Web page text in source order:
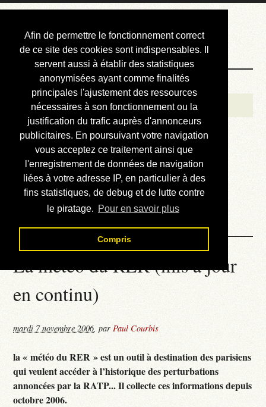
Afin de permettre le fonctionnement correct
de ce site des cookies sont indispensables. Il
servent aussi à établir des statistiques
anonymisées ayant comme finalités
principales l'ajustement des ressources
nécessaires à son fonctionnement ou la
justification du trafic auprès d'annonceurs
publicitaires. En poursuivant votre navigation
vous acceptez ce traitement ainsi que
l'enregistrement de données de navigation
liées à votre adresse IP, en particulier à des
fins statistiques, de debug et de lutte contre
le piratage. Pour en savoir plus
Compris
Courbis, « LE »
Blog Officiel
Bienvenue
Réalisations
Divers (et d’été)
Annonces
Liens externes
Téléchargement
Contact
La météo du RER (mis à jour
en continu)
mardi 7 novembre 2006,parPaul Courbis
la « météo du RER » est un outil à destination des parisiens
qui veulent accéder à l’historique des perturbations
annoncées par la RATP... Il collecte ces informations depuis
octobre 2006.